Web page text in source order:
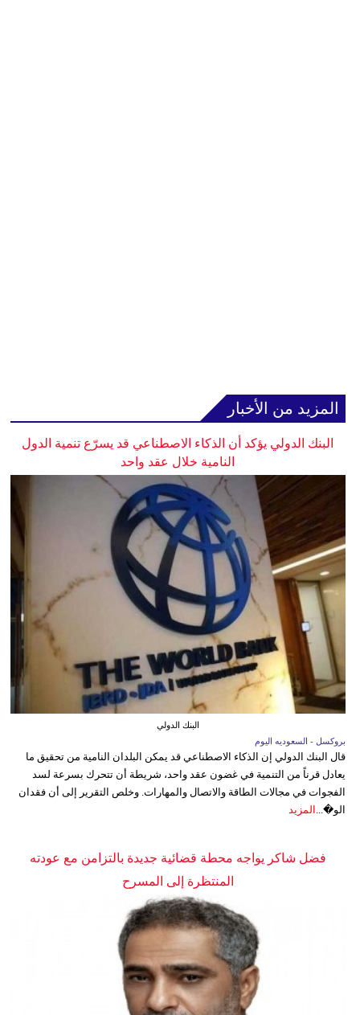
المزيد من الأخبار
البنك الدولي يؤكد أن الذكاء الاصطناعي قد يسرّع تنمية الدول
النامية خلال عقد واحد
البنك الدولي
بروكسل - السعوديه اليوم
قال البنك الدولي إن الذكاء الاصطناعي قد يمكن البلدان النامية من تحقيق ما
يعادل قرناً من التنمية في غضون عقد واحد، شريطة أن تتحرك بسرعة لسد
الفجوات في مجالات الطاقة والاتصال والمهارات. وخلص التقرير إلى أن فقدان
الو�... المزيد
فضل شاكر يواجه محطة قضائية جديدة بالتزامن مع عودته
المنتظرة إلى المسرح